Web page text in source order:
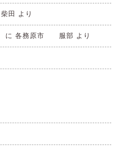
柴田 より
に 各務原市 服部 より